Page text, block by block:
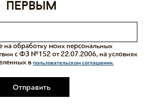
первым
Отправить
на обработку моих персональных
с ФЗ №152 от 22.07.2006, на условиях
в пользовательском соглашении.